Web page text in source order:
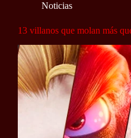
Noticias
13 villanos que molan más